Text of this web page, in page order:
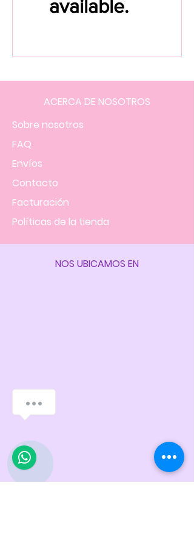
available.
ACERCA DE NOSOTROS
Sobre nosotros
FAQ
Envíos
Contacto
Facturación
Políticas de la tienda
NOS UBICAMOS EN
1